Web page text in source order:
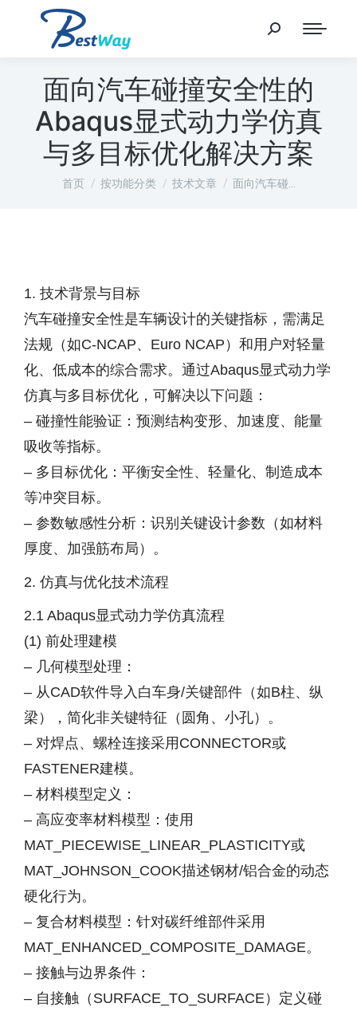
面向汽车碰撞安全性的
Abaqus显式动力学仿真
与多目标优化解决方案
您在这里：
首页 按功能分类 技术文章 面向汽车碰…
1. 技术背景与目标
汽车碰撞安全性是车辆设计的关键指标，需满足
法规（如C-NCAP、Euro NCAP）和用户对轻量
化、低成本的综合需求。通过Abaqus显式动力学
仿真与多目标优化，可解决以下问题：
– 碰撞性能验证：预测结构变形、加速度、能量
吸收等指标。
– 多目标优化：平衡安全性、轻量化、制造成本
等冲突目标。
– 参数敏感性分析：识别关键设计参数（如材料
厚度、加强筋布局）。
2. 仿真与优化技术流程
2.1 Abaqus显式动力学仿真流程
(1) 前处理建模
– 几何模型处理：
– 从CAD软件导入白车身/关键部件（如B柱、纵
梁），简化非关键特征（圆角、小孔）。
– 对焊点、螺栓连接采用CONNECTOR或
FASTENER建模。
– 材料模型定义：
– 高应变率材料模型：使用
MAT_PIECEWISE_LINEAR_PLASTICITY或
MAT_JOHNSON_COOK描述钢材/铝合金的动态
硬化行为。
– 复合材料模型：针对碳纤维部件采用
MAT_ENHANCED_COMPOSITE_DAMAGE。
– 接触与边界条件：
– 自接触（SURFACE_TO_SURFACE）定义碰